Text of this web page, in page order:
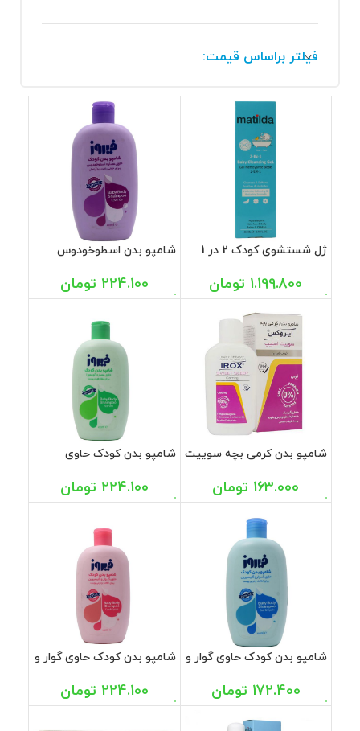
فیلتر براساس قیمت:
ژل شستشوی کودک 2 در 1
1.199.800 تومان
شامپو بدن اسطوخودوس
224.100 تومان
شامپو بدن کرمی بچه سوییت
163.000 تومان
شامپو بدن کودک حاوی
224.100 تومان
شامپو بدن کودک حاوی گوار و
172.400 تومان
شامپو بدن کودک حاوی گوار و
224.100 تومان